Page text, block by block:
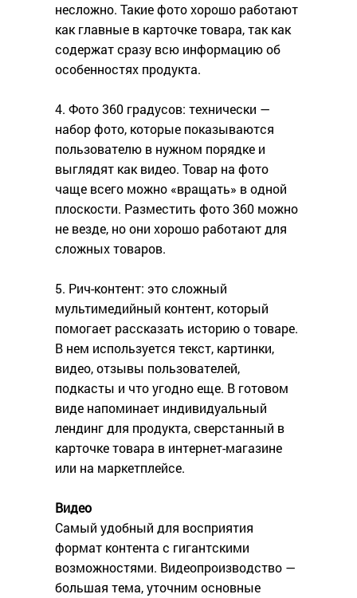
несложно. Такие фото хорошо работают
как главные в карточке товара, так как
содержат сразу всю информацию об
особенностях продукта.
4. Фото 360 градусов: технически —
набор фото, которые показываются
пользователю в нужном порядке и
выглядят как видео. Товар на фото
чаще всего можно «вращать» в одной
плоскости. Разместить фото 360 можно
не везде, но они хорошо работают для
сложных товаров.
5. Рич-контент: это сложный
мультимедийный контент, который
помогает рассказать историю о товаре.
В нем используется текст, картинки,
видео, отзывы пользователей,
подкасты и что угодно еще. В готовом
виде напоминает индивидуальный
лендинг для продукта, сверстанный в
карточке товара в интернет-магазине
или на маркетплейсе.
Видео
Самый удобный для восприятия
формат контента с гигантскими
возможностями. Видеопроизводство —
большая тема, уточним основные